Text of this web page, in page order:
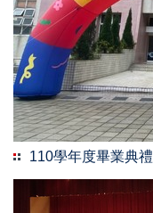
110學年度畢業典禮